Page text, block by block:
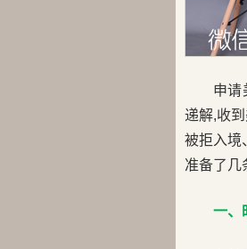
申请
递解,收
被拒入境
准备了几
一、